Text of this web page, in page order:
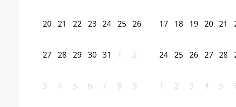
20 21 22 23 24 25 26
27 28 29 30 31 1 2
3 4 5 6 7 8 9
17 18 19 20 21
24 25 26 27 28
1 2 3 4 5